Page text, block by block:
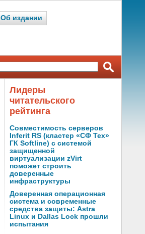
Об издании
Лидеры
читательского
рейтинга
Совместимость серверов
Inferit RS (кластер «СФ Тех»
ГК Softline) с системой
защищенной
виртуализации zVirt
поможет строить
доверенные
инфраструктуры
Доверенная операционная
система и современные
средства защиты: Astra
Linux и Dallas Lock прошли
испытания